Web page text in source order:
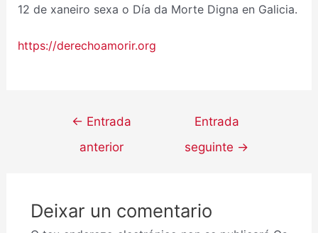
12 de xaneiro sexa o Día da Morte Digna en Galicia.
https://derechoamorir.org
← Entrada
anterior
Entrada
seguinte →
Deixar un comentario